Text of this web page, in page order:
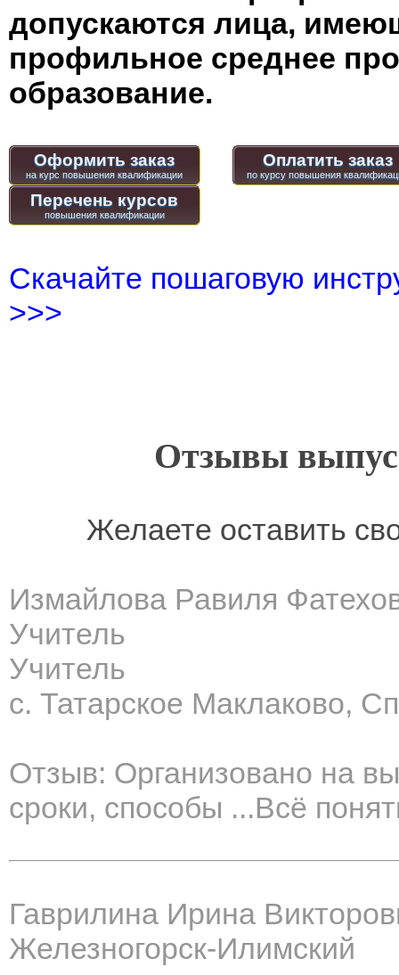
допускаются лица,
профильное среднее
образование.
Оформить заказ Оплатить заказ
Перечень курсов
повышения квалификации
Скачайте пошаговую
>>>
Отзывы
Желаете оставить
Измайлова Равиля
Учитель
Учитель
с. Татарское Маклаково,
Отзыв: Организовано на
сроки, способы ...Всё
Гаврилина Ирина
Железногорск-Илимский